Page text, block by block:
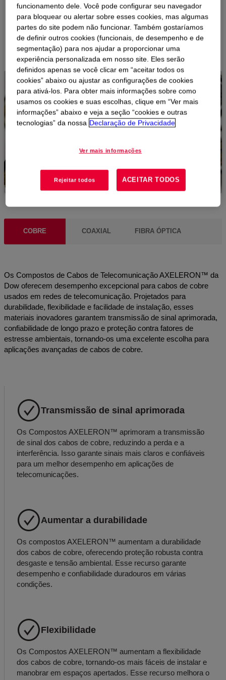
critérios de busca.
COMECE AQUI
COBRE COAXIAL FIBRA ÓPTICA
Os Compostos de Cabos de Telecomunicação AXELERON™ da
Dow oferecem desempenho excepcional para cabos de cobre
usados em redes de telecomunicação. Projetados para
durabilidade, flexibilidade e facilidade de instalação, esses
materiais inovadores garantem transmissão de sinal aprimorada,
confiabilidade de longo prazo e proteção contra fatores de
estresse ambientais, tornando-os uma excelente escolha para
aplicações avançadas de cabos de cobre.
Transmissão de sinal aprimorada
Os Compostos AXELERON™ aprimoram a transmissão
de sinal dos cabos de cobre, reduzindo a perda e a
interferência. Isso garante sinais mais claros e confiáveis
para um melhor desempenho em aplicações de
telecomunicações.
Aumentar a durabilidade
Os compostos AXELERON™ aumentam a durabilidade
dos cabos de cobre, oferecendo proteção robusta contra
desgaste e tensão ambiental. Esse recurso garante
desempenho e confiabilidade duradouros em várias
condições.
Flexibilidade
Os Compostos AXELERON™ aumentam a flexibilidade
dos cabos de cobre, tornando-os mais fáceis de instalar e
manobrar em espaços apertados. Esse recurso melhora o
funcionamento dele. Você pode configurar seu navegador
para bloquear ou alertar sobre esses cookies, mas algumas
partes do site podem não funcionar. Também gostaríamos
de definir outros cookies (funcionais, de desempenho e de
segmentação) para nos ajudar a proporcionar uma
experiência personalizada em nosso site. Eles serão
definidos apenas se você clicar em “aceitar todos os
cookies” abaixo ou ajustar as configurações de cookies
para ativá-los. Para obter mais informações sobre como
usamos os cookies e suas escolhas, clique em “Ver mais
informações” abaixo e veja a seção “cookies e outras
tecnologias” da nossa Declaração de Privacidade
Ver mais informações
Rejeitar todos ACEITAR TODOS